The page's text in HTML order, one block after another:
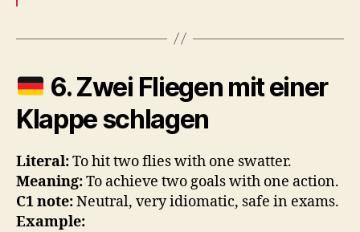
6.Zwei Fliegen mit einer
Klappe schlagen
Literal:To hit two flies with one swatter.
Meaning:To achieve two goals with one action.
C1 note:Neutral, very idiomatic, safe in exams.
Example: